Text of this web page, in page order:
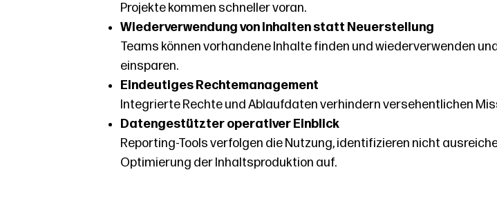
Projekte kommen schneller voran.
Wiederverwendung von Inhalten statt Neuerstellung
Teams können vorhandene Inhalte finden und wiederverwenden
einsparen.
Eindeutiges Rechtemanagement
Integrierte Rechte und Ablaufdaten verhindern versehentlichen
Datengestützter operativer Einblick
Reporting-Tools verfolgen die Nutzung, identifizieren nicht
Optimierung der Inhaltsproduktion auf.